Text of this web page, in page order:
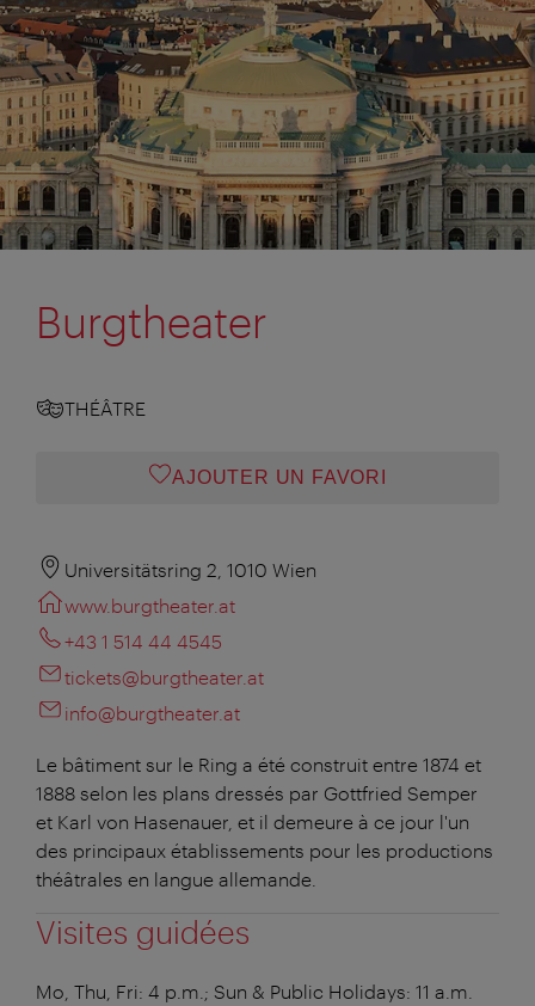
Burgtheater
THÉÂTRE
AJOUTER UN FAVORI
Universitätsring 2, 1010 Wien
www.burgtheater.at
+43 1 514 44 4545
tickets@burgtheater.at
info@burgtheater.at
Le bâtiment sur le Ring a été construit entre 1874 et
1888 selon les plans dressés par Gottfried Semper
et Karl von Hasenauer, et il demeure à ce jour l'un
des principaux établissements pour les productions
théâtrales en langue allemande.
Visites guidées
Mo, Thu, Fri: 4 p.m.; Sun & Public Holidays: 11 a.m.